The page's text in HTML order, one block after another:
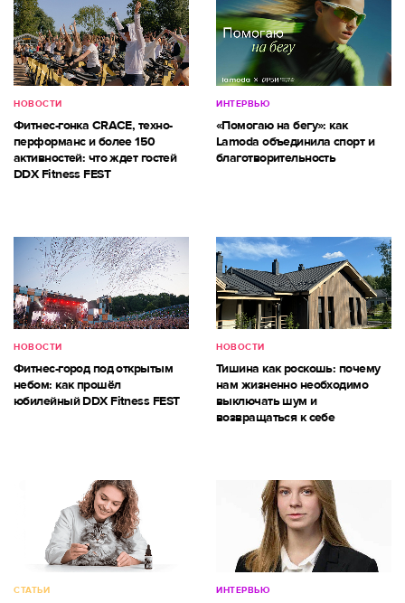
НОВОСТИ
Фитнес-гонка CRACE, техно-
перформанс и более 150
активностей: что ждет гостей
DDX Fitness FEST
ИНТЕРВЬЮ
«Помогаю на бегу»: как
Lamoda объединила спорт и
благотворительность
НОВОСТИ
Фитнес-город под открытым
небом: как прошёл
юбилейный DDX Fitness FEST
НОВОСТИ
Тишина как роскошь: почему
нам жизненно необходимо
выключать шум и
возвращаться к себе
СТАТЬИ ИНТЕРВЬЮ